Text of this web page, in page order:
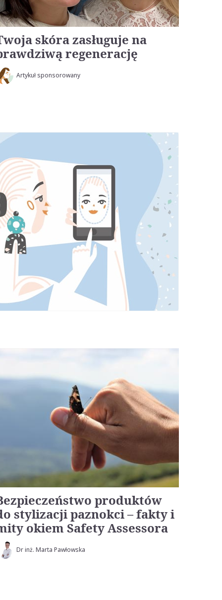
skóra zasługuje na
regenerację
Artykuł sponsorowany
produktów
stylizacji paznokci – fakty i
okiem Safety Assessora
Dr inż. Marta Pawłowska